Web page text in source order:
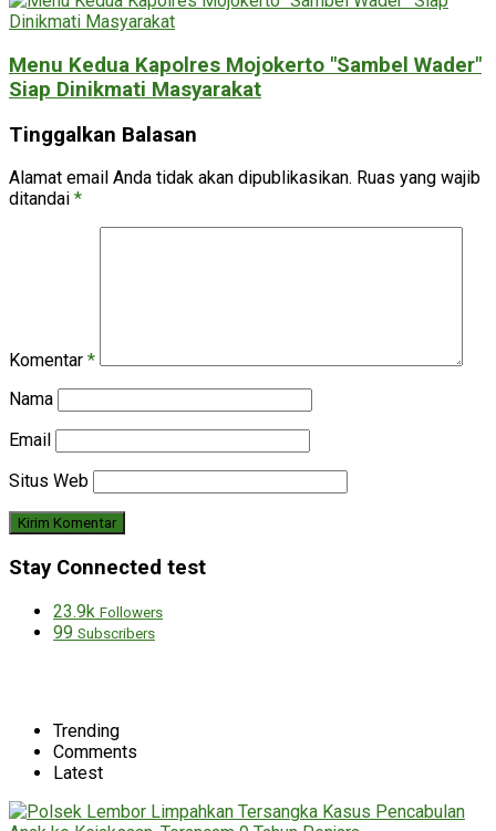
Menu Kedua Kapolres Mojokerto "Sambel Wader"
Siap Dinikmati Masyarakat
Tinggalkan Balasan
Alamat email Anda tidak akan dipublikasikan. Ruas yang wajib
ditandai *
Komentar *
Nama
Email
Situs Web
Stay Connected test
23.9k Followers
99 Subscribers
Trending
Comments
Latest